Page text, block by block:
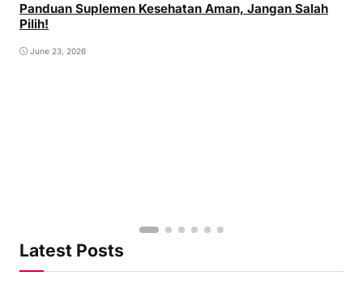
Panduan Suplemen Kesehatan Aman, Jangan Salah
Pilih!
June 23, 2026
Latest Posts